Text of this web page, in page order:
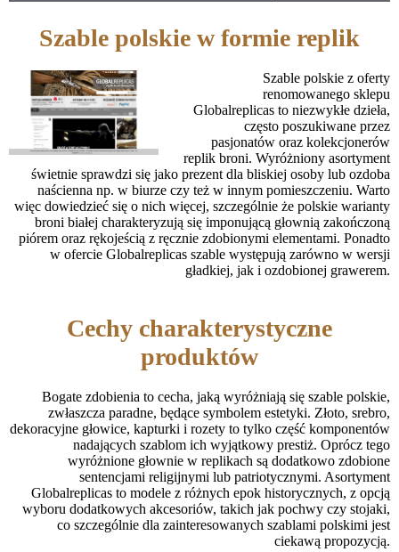
Szable polskie w formie replik
Szable polskie z oferty
renomowanego sklepu
Globalreplicas to niezwykłe dzieła,
często poszukiwane przez
pasjonatów oraz kolekcjonerów
replik broni. Wyróżniony asortyment
świetnie sprawdzi się jako prezent dla bliskiej osoby lub ozdoba
naścienna np. w biurze czy też w innym pomieszczeniu. Warto
więc dowiedzieć się o nich więcej, szczególnie że polskie warianty
broni białej charakteryzują się imponującą głownią zakończoną
piórem oraz rękojeścią z ręcznie zdobionymi elementami. Ponadto
w ofercie Globalreplicas szable występują zarówno w wersji
gładkiej, jak i ozdobionej grawerem.
Cechy charakterystyczne
produktów
Bogate zdobienia to cecha, jaką wyróżniają się szable polskie,
zwłaszcza paradne, będące symbolem estetyki. Złoto, srebro,
dekoracyjne głowice, kapturki i rozety to tylko część komponentów
nadających szablom ich wyjątkowy prestiż. Oprócz tego
wyróżnione głownie w replikach są dodatkowo zdobione
sentencjami religijnymi lub patriotycznymi. Asortyment
Globalreplicas to modele z różnych epok historycznych, z opcją
wyboru dodatkowych akcesoriów, takich jak pochwy czy stojaki,
co szczególnie dla zainteresowanych szablami polskimi jest
ciekawą propozycją.